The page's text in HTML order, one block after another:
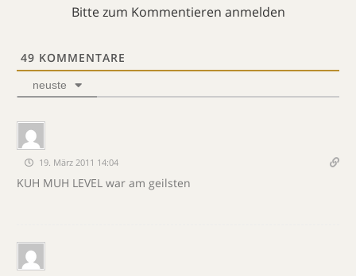
Bitte zum Kommentieren anmelden
49 KOMMENTARE
neuste
19. März 2011 14:04
KUH MUH LEVEL war am geilsten